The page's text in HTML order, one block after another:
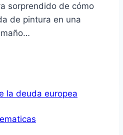
sorprendido de cómo
de pintura en una